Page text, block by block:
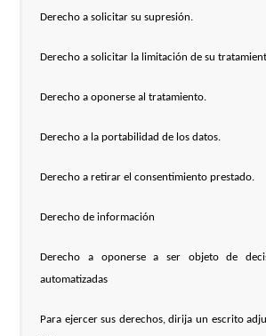
Derecho a solicitar su supresión.
Derecho a solicitar la limitación de su
Derecho a oponerse al tratamiento.
Derecho a la portabilidad de los datos.
Derecho a retirar el consentimiento prestado.
Derecho de información
Derecho a oponerse a ser objeto de
automatizadas
Para ejercer sus derechos, dirija un escrito